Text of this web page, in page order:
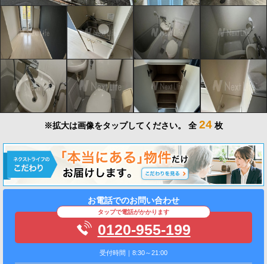
※拡大は画像をタップしてください。 全 24 枚
お電話でのお問い合わせ
タップで電話がかかります
0120-955-199
受付時間｜8:30～21:00